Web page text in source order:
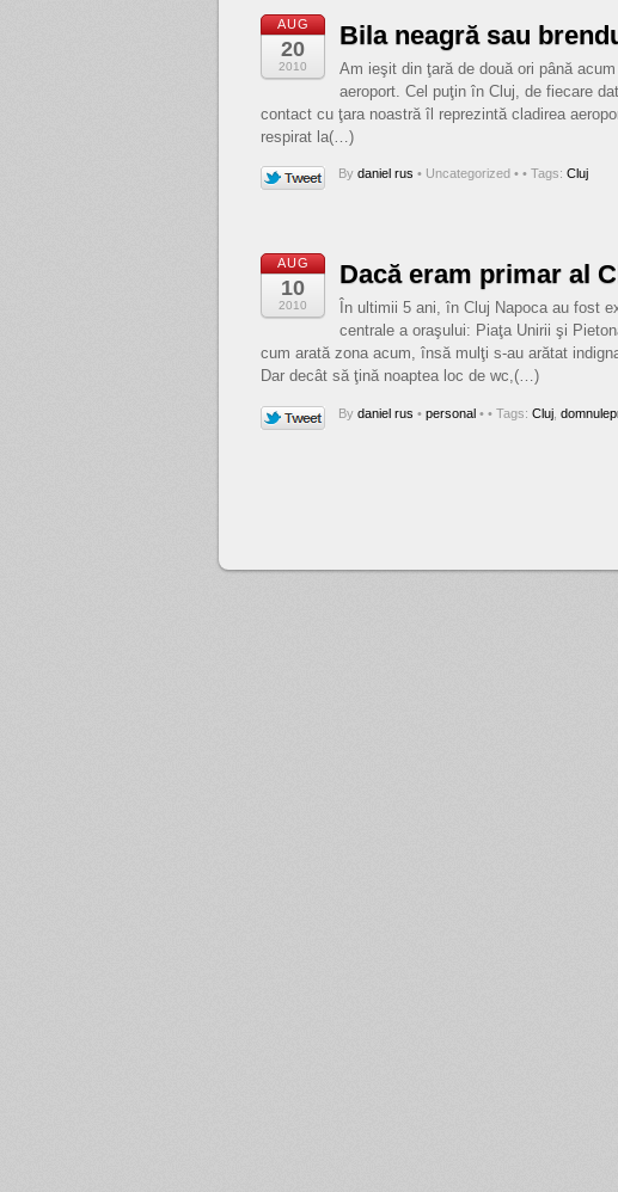
AUG
20
2010
Bila neagră sau
Am ieşit din ţară de două ori până
aeroport. Cel puţin în Cluj, de fiecare
contact cu ţara noastră îl reprezintă cladirea
respirat la(…)
By daniel rus • Uncategorized • • Tags: Cluj
AUG
10
2010
Dacă eram primar al
În ultimii 5 ani, în Cluj Napoca au fost
centrale a oraşului: Piaţa Unirii şi
cum arată zona acum, însă mulţi s-au arătat
Dar decât să ţină noaptea loc de wc,(…)
By daniel rus • personal • • Tags: Cluj